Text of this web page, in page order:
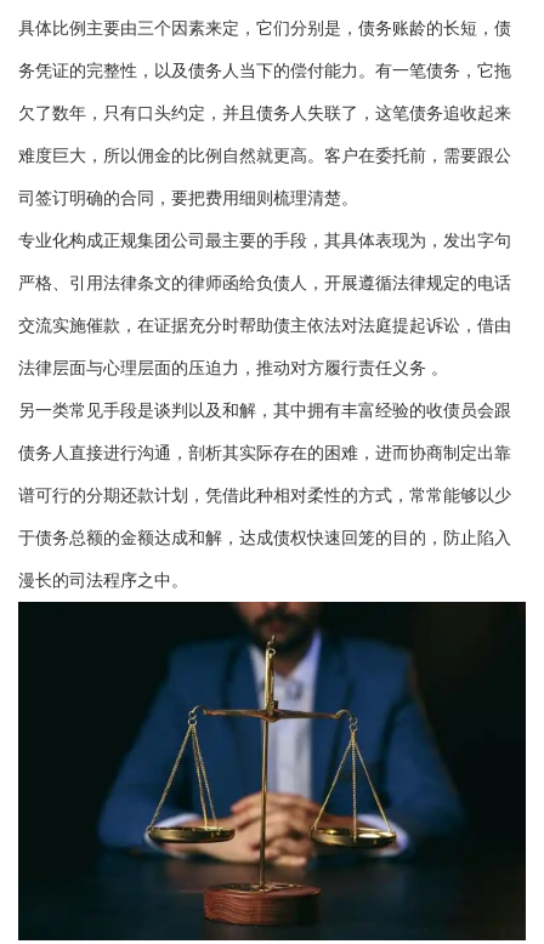
具体比例主要由三个因素来定，它们分别是，债务账龄的长短，债
务凭证的完整性，以及债务人当下的偿付能力。有一笔债务，它拖
欠了数年，只有口头约定，并且债务人失联了，这笔债务追收起来
难度巨大，所以佣金的比例自然就更高。客户在委托前，需要跟公
司签订明确的合同，要把费用细则梳理清楚。
专业化构成正规集团公司最主要的手段，其具体表现为，发出字句
严格、引用法律条文的律师函给负债人，开展遵循法律规定的电话
交流实施催款，在证据充分时帮助债主依法对法庭提起诉讼，借由
法律层面与心理层面的压迫力，推动对方履行责任义务 。
另一类常见手段是谈判以及和解，其中拥有丰富经验的收债员会跟
债务人直接进行沟通，剖析其实际存在的困难，进而协商制定出靠
谱可行的分期还款计划，凭借此种相对柔性的方式，常常能够以少
于债务总额的金额达成和解，达成债权快速回笼的目的，防止陷入
漫长的司法程序之中。